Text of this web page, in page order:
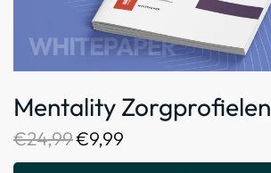
Mentality Zorgprofielen
€24,99€9,99